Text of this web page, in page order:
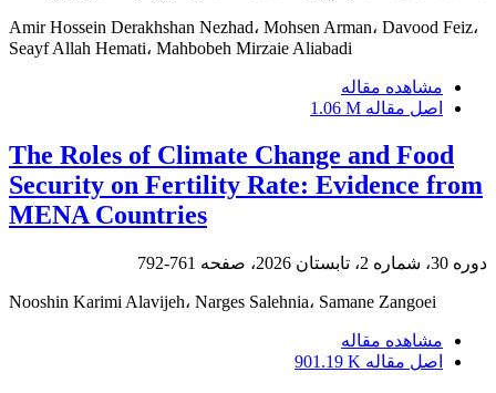
Amir Hossein Derakhshan Nezhad، Mohsen Arman، Davood Feiz،
Seayf Allah Hemati، Mahbobeh Mirzaie Aliabadi
مشاهده مقاله
اصل مقاله 1.06 M
The Roles of Climate Change and Food
Security on Fertility Rate: Evidence from
MENA Countries
دوره 30، شماره 2، تابستان 2026، صفحه 761-792
Nooshin Karimi Alavijeh، Narges Salehnia، Samane Zangoei
مشاهده مقاله
اصل مقاله 901.19 K